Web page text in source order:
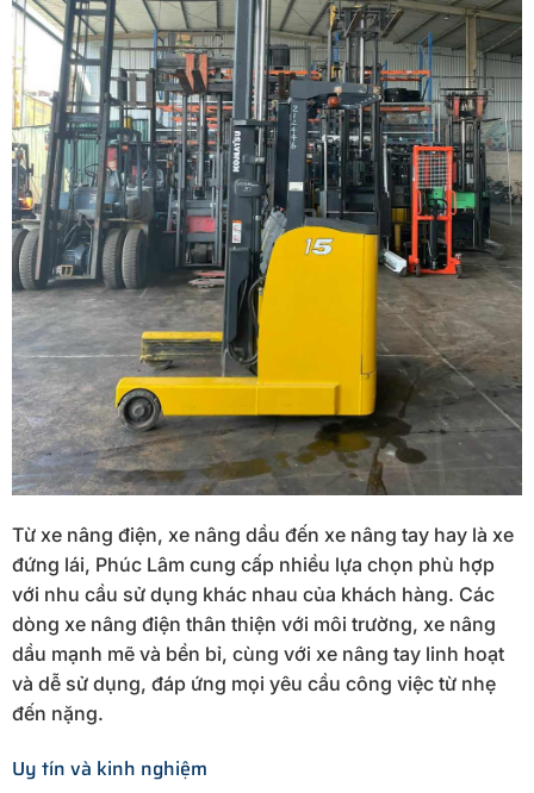
Từ xe nâng điện, xe nâng dầu đến xe nâng tay hay là xe
đứng lái, Phúc Lâm cung cấp nhiều lựa chọn phù hợp
với nhu cầu sử dụng khác nhau của khách hàng. Các
dòng xe nâng điện thân thiện với môi trường, xe nâng
dầu mạnh mẽ và bền bỉ, cùng với xe nâng tay linh hoạt
và dễ sử dụng, đáp ứng mọi yêu cầu công việc từ nhẹ
đến nặng.
Uy tín và kinh nghiệm